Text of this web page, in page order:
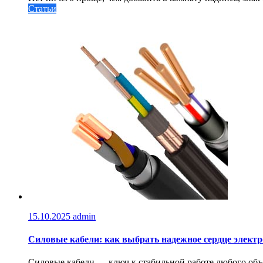
Статьи
15.10.2025 admin
Силовые кабели: как выбрать надежное сердце